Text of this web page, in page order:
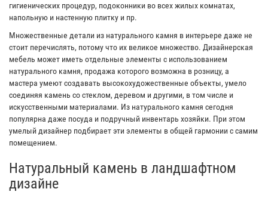
гигиенических процедур, подоконники во всех жилых комнатах,
напольную и настенную плитку и пр.
Множественные детали из натурального камня в интерьере даже не
стоит перечислять, потому что их великое множество. Дизайнерская
мебель может иметь отдельные элементы с использованием
натурального камня, продажа которого возможна в розницу, а
мастера умеют создавать высокохудожественные объекты, умело
соединяя камень со стеклом, деревом и другими, в том числе и
искусственными материалами. Из натурального камня сегодня
популярна даже посуда и подручный инвентарь хозяйки. При этом
умелый дизайнер подбирает эти элементы в общей гармонии с самим
помещением.
Натуральный камень в ландшафтном
дизайне